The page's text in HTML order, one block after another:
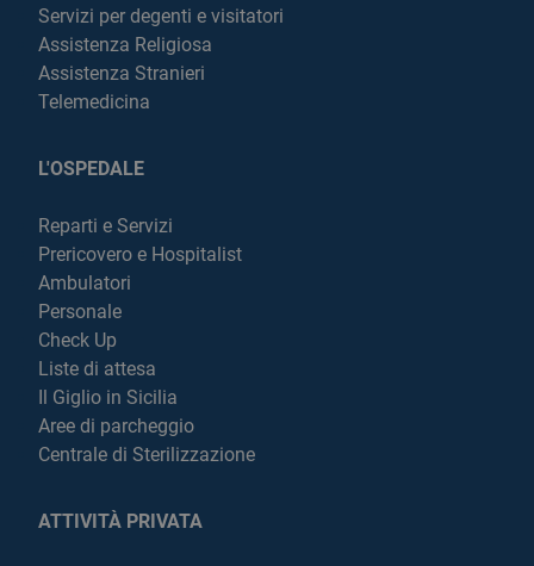
Servizi per degenti e visitatori
Assistenza Religiosa
Assistenza Stranieri
Telemedicina
L'OSPEDALE
Reparti e Servizi
Prericovero e Hospitalist
Ambulatori
Personale
Check Up
Liste di attesa
Il Giglio in Sicilia
Aree di parcheggio
Centrale di Sterilizzazione
ATTIVITÀ PRIVATA